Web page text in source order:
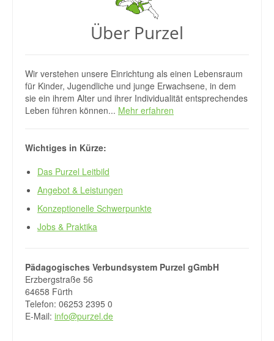
Über Purzel
Wir verstehen unsere Einrichtung als einen Lebensraum
für Kinder, Jugendliche und junge Erwachsene, in dem
sie ein ihrem Alter und ihrer Individualität entsprechendes
Leben führen können... Mehr erfahren
Wichtiges in Kürze:
Das Purzel Leitbild
Angebot & Leistungen
Konzeptionelle Schwerpunkte
Jobs & Praktika
Pädagogisches Verbundsystem Purzel gGmbH
Erzbergstraße 56
64658 Fürth
Telefon: 06253 2395 0
E-Mail: info@purzel.de